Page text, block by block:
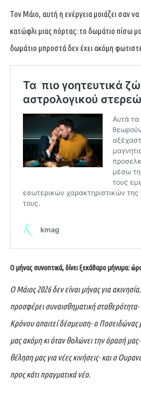
Τον Μάιο, αυτή η ενέργεια μοιάζει σαν
κατώφλι μιας πόρτας: το δωμάτιο πίσω
δωμάτιο μπροστά δεν έχει ακόμη
Ο μήνας συνοπτικά, δίνει ξεκάθαρο μήνυμα:
Ο Μάιος 2026 δεν είναι μήνας για
προσφέρει συναισθηματική σταθερότητα·
Κρόνου απαιτεί δέσμευση· ο Ποσειδώνας
μας ακόμη κι όταν θολώνει την όρασή
θέληση μας για νέες κινήσεις· και ο
προς κάτι πραγματικά νέο.